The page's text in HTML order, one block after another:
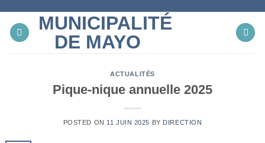
content
MUNICIPALITÉ
DE MAYO
ACTUALITÉS
Pique-nique annuelle 2025
POSTED ON 11 JUIN 2025 BY DIRECTION